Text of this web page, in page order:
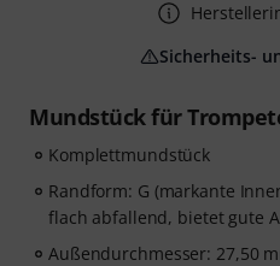
Mundstück für
Komplettmundstück
Randform: G (markante
flach abfallend, bietet gute
Außendurchmesser: 27,50
Sicherheits-